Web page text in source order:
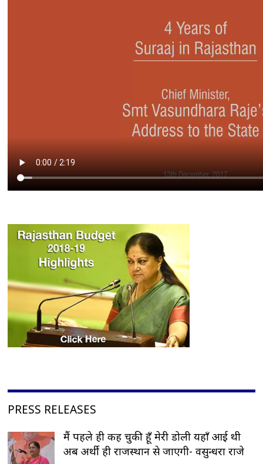
PRESS RELEASES
मैं पहले ही कह चुकी हूँ मेरी डोली यहाँ आई थी
अब अर्थी ही राजस्थान से जाएगी- वसुन्धरा राजे